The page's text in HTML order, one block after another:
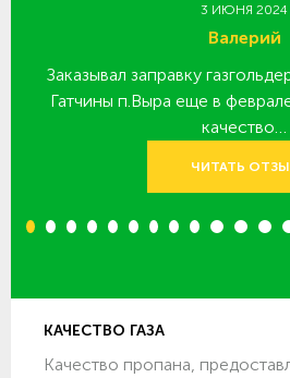
3 ИЮНЯ 2024
Валерий
Заказывал заправку
Гатчины п.Выра еще в
качество…
ЧИТАТЬ
1 2 3 4 5 6 7 8 9 10 11 12
КАЧЕСТВО ГАЗА
Качество пропана,